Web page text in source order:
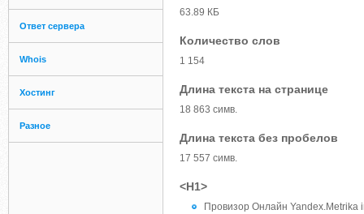
Ответ сервера
Whois
Хостинг
Разное
63.89 КБ
Количество слов
1 154
Длина текста на странице
18 863 симв.
Длина текста без пробелов
17 557 симв.
<H1>
Провизор Онлайн Yandex.Metrika